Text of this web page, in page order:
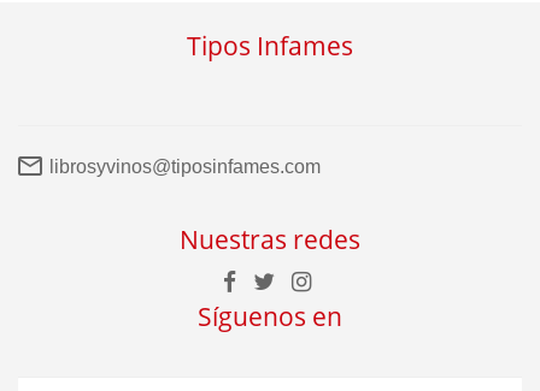
Tipos Infames
librosyvinos@tiposinfames.com
Nuestras redes
Síguenos en